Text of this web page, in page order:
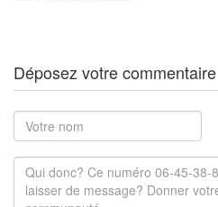
Déposez votre commentaire